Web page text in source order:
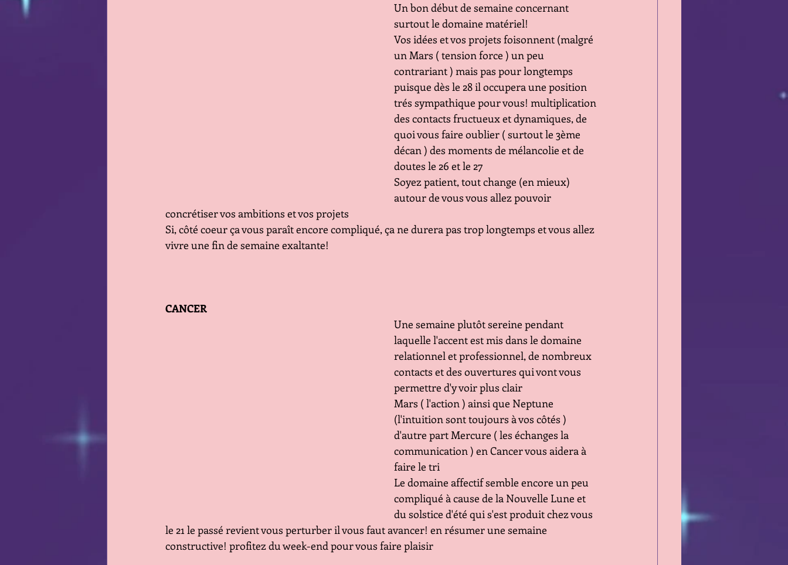
Un bon début de semaine concernant
surtout le domaine matériel!
Vos idées et vos projets foisonnent (malgré
un Mars ( tension force ) un peu
contrariant ) mais pas pour longtemps
puisque dès le 28 il occupera une position
trés sympathique pour vous! multiplication
des contacts fructueux et dynamiques, de
quoi vous faire oublier ( surtout le 3ème
décan ) des moments de mélancolie et de
doutes le 26 et le 27
Soyez patient, tout change (en mieux)
autour de vous vous allez pouvoir
concrétiser vos ambitions et vos projets
Si, côté coeur ça vous paraît encore compliqué, ça ne durera pas trop longtemps et vous allez
vivre une fin de semaine exaltante!
CANCER
Une semaine plutôt sereine pendant
laquelle l'accent est mis dans le domaine
relationnel et professionnel, de nombreux
contacts et des ouvertures qui vont vous
permettre d'y voir plus clair
Mars ( l'action ) ainsi que Neptune
(l'intuition sont toujours à vos côtés )
d'autre part Mercure ( les échanges la
communication ) en Cancer vous aidera à
faire le tri
Le domaine affectif semble encore un peu
compliqué à cause de la Nouvelle Lune et
du solstice d'été qui s'est produit chez vous
le 21 le passé revient vous perturber il vous faut avancer! en résumer une semaine
constructive! profitez du week-end pour vous faire plaisir